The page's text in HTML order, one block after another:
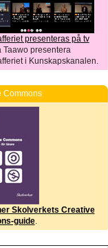
presenteras på tv
Taawo presentera
i Kunskapskanalen.
Commons
Skolverkets Creative
guide.